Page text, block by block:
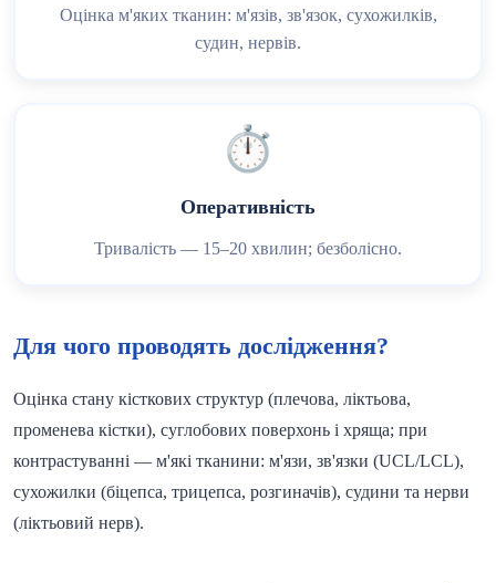
Оцінка м'яких тканин: м'язів, зв'язок, сухожилків,
судин, нервів.
⏱️
Оперативність
Тривалість — 15–20 хвилин; безболісно.
Для чого проводять дослідження?
Оцінка стану кісткових структур (плечова, ліктьова,
променева кістки), суглобових поверхонь і хряща; при
контрастуванні — м'які тканини: м'язи, зв'язки (UCL/LCL),
сухожилки (біцепса, трицепса, розгиначів), судини та нерви
(ліктьовий нерв).